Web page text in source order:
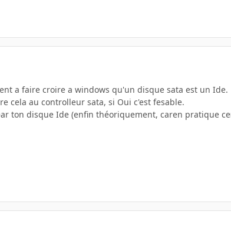
a faire croire a windows qu'un disque sata est un Ide.
cela au controlleur sata, si Oui c'est fesable.
ton disque Ide (enfin théoriquement, caren pratique